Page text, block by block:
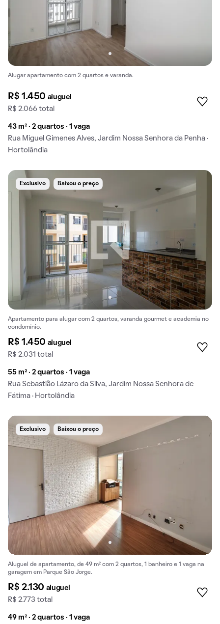
Alugar apartamento com 2 quartos e varanda.
R$ 1.450 aluguel
R$ 2.066 total
43 m² · 2 quartos · 1 vaga
Rua Miguel Gimenes Alves, Jardim Nossa Senhora da Penha ·
Hortolândia
Exclusivo Baixou o preço
Apartamento para alugar com 2 quartos, varanda gourmet e academia no
condomínio.
R$ 1.450 aluguel
R$ 2.031 total
55 m² · 2 quartos · 1 vaga
Rua Sebastião Lázaro da Silva, Jardim Nossa Senhora de
Fátima · Hortolândia
Exclusivo Baixou o preço
Aluguel de apartamento, de 49 m² com 2 quartos, 1 banheiro e 1 vaga na
garagem em Parque São Jorge.
R$ 2.130 aluguel
R$ 2.773 total
49 m² · 2 quartos · 1 vaga